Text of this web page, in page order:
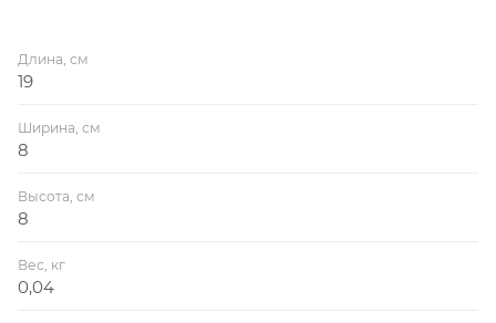
Длина, см
19
Ширина, см
8
Высота, см
8
Вес, кг
0,04